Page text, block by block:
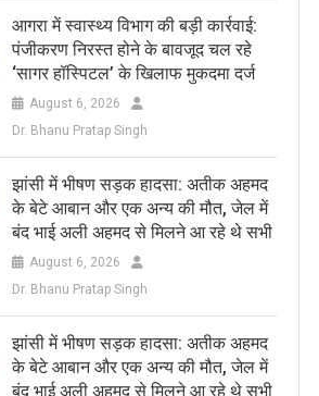
आगरा में स्वास्थ्य विभाग की बड़ी कार्रवाई:
पंजीकरण निरस्त होने के बावजूद चल रहे
‘सागर हॉस्पिटल’ के खिलाफ मुकदमा दर्ज
August 6, 2026
Dr. Bhanu Pratap Singh
झांसी में भीषण सड़क हादसा: अतीक अहमद
के बेटे आबान और एक अन्य की मौत, जेल में
बंद भाई अली अहमद से मिलने आ रहे थे सभी
August 6, 2026
Dr. Bhanu Pratap Singh
झांसी में भीषण सड़क हादसा: अतीक अहमद
के बेटे आबान और एक अन्य की मौत, जेल में
बंद भाई अली अहमद से मिलने आ रहे थे सभी